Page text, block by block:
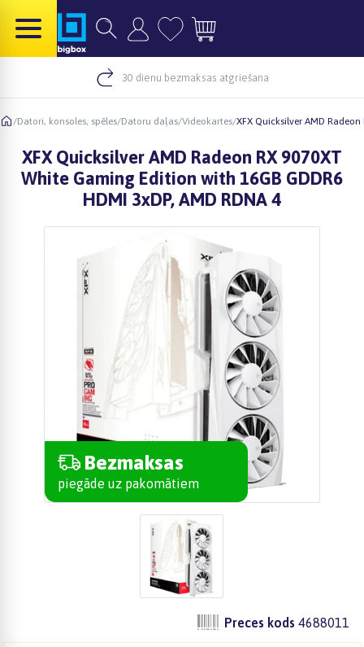
30 dienu bezmaksas atgriešana
/Datori, konsoles, spēles/Datoru daļas/Videokartes/XFX Quicksilver AMD Radeon
XFX Quicksilver AMD Radeon RX 9070XT
White Gaming Edition with 16GB GDDR6
HDMI 3xDP, AMD RDNA 4
Bezmaksas
piegāde uz pakomātiem
Preces kods 4688011